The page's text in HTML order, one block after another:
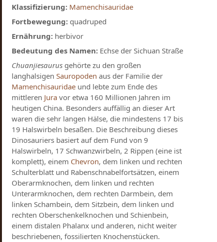
Klassifizierung: Mamenchisauridae
Fortbewegung: quadruped
Ernährung: herbivor
Bedeutung des Namen: Echse der Sichuan Straße
Chuanjiesaurus gehörte zu den großen
langhalsigenSauropoden aus der Familie der
Mamenchisauridae und lebte zum Ende des
mittleren Jura vor etwa 160 Millionen Jahren im
heutigen China. Besonders auffällig an dieser Art
waren die sehr langen Hälse, die mindestens 17 bis
19 Halswirbeln besaßen. Die Beschreibung dieses
Dinosauriers basiert auf dem Fund von 9
Halswirbeln, 17 Schwanzwirbeln, 2 Rippen (eine ist
komplett), einem Chevron, dem linken und rechten
Schulterblatt und Rabenschnabelfortsätzen, einem
Oberarmknochen, dem linken und rechten
Unterarmknochen, dem rechten Darmbein, dem
linken Schambein, dem Sitzbein, dem linken und
rechten Oberschenkelknochen und Schienbein,
einem distalen Phalanx und anderen, nicht weiter
beschriebenen, fossilierten Knochenstücken.